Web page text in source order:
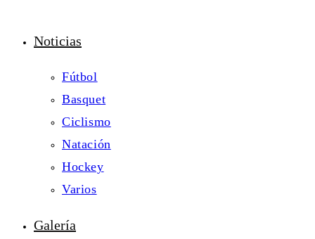
Noticias
Fútbol
Basquet
Ciclismo
Natación
Hockey
Varios
Galería